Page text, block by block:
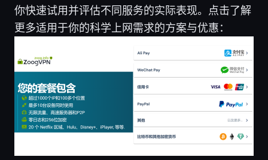
你快速试用并评估不同服务的实际表现。点击了解
更多适用于你的科学上网需求的方案与优惠：